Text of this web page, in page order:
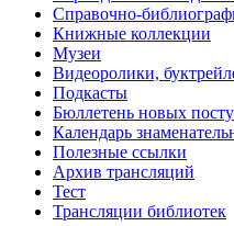
Справочно-
Книжные коллекции
Музеи
Видеоролики,
Подкасты
Бюллетень новых
Календарь
Полезные ссылки
Архив трансляций
Тест
Трансляции библиотек